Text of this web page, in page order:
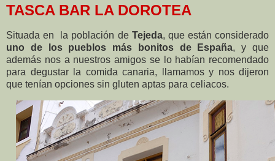
TASCA BAR LA DOROTEA
Situada en la población de Tejeda, que están considerado
uno de los pueblos más bonitos de España, y que
además nos a nuestros amigos se lo habían recomendado
para degustar la comida canaria, llamamos y nos dijeron
que tenían opciones sin gluten aptas para celiacos.